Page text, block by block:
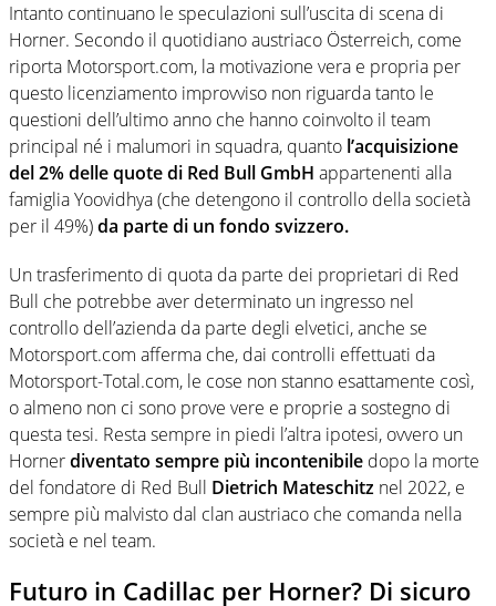
Intanto continuano le speculazioni sull’uscita di scena di
Horner. Secondo il quotidiano austriaco Österreich, come
riporta Motorsport.com, la motivazione vera e propria per
questo licenziamento improvviso non riguarda tanto le
questioni dell’ultimo anno che hanno coinvolto il team
principal né i malumori in squadra, quanto l’acquisizione
del 2% delle quote di Red Bull GmbH appartenenti alla
famiglia Yoovidhya (che detengono il controllo della società
per il 49%)da parte di un fondo svizzero.
Un trasferimento di quota da parte dei proprietari di Red
Bull che potrebbe aver determinato un ingresso nel
controllo dell’azienda da parte degli elvetici, anche se
Motorsport.com afferma che, dai controlli effettuati da
Motorsport-Total.com, le cose non stanno esattamente così,
o almeno non ci sono prove vere e proprie a sostegno di
questa tesi. Resta sempre in piedi l’altra ipotesi, ovvero un
Hornerdiventato sempre più incontenibile dopo la morte
del fondatore di Red Bull Dietrich Mateschitz nel 2022, e
sempre più malvisto dal clan austriaco che comanda nella
società e nel team.
Futuro in Cadillac per Horner? Di sicuro